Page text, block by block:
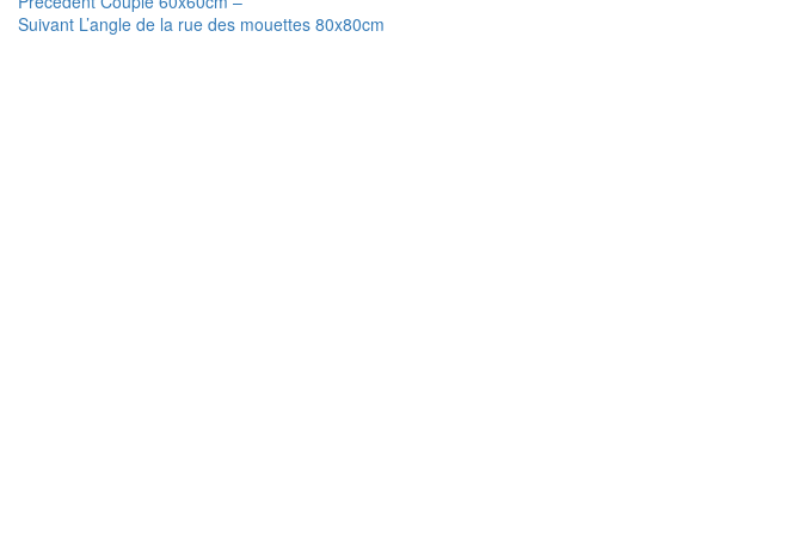
de
précédent :
Suivant Article
L’angle de la rue des mouettes 80x80cm